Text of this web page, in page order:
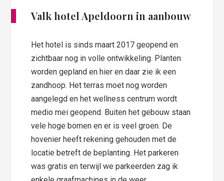
Valk hotel Apeldoorn in aanbouw
Het hotel is sinds maart 2017 geopend en
zichtbaar nog in volle ontwikkeling. Planten
worden gepland en hier en daar zie ik een
zandhoop. Het terras moet nog worden
aangelegd en het wellness centrum wordt
medio mei geopend. Buiten het gebouw staan
vele hoge bomen en er is veel groen. De
hovenier heeft rekening gehouden met de
locatie betreft de beplanting. Het parkeren
was gratis en terwijl we parkeerden zag ik